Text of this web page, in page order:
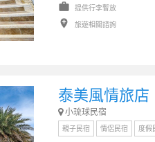
work 提供行李暫放
add_location 旅遊相關諮詢
泰美風情旅店
小琉球民宿
親子民宿 情侶民宿 度假